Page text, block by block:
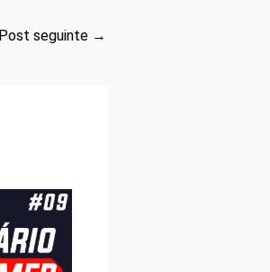
Post seguinte →